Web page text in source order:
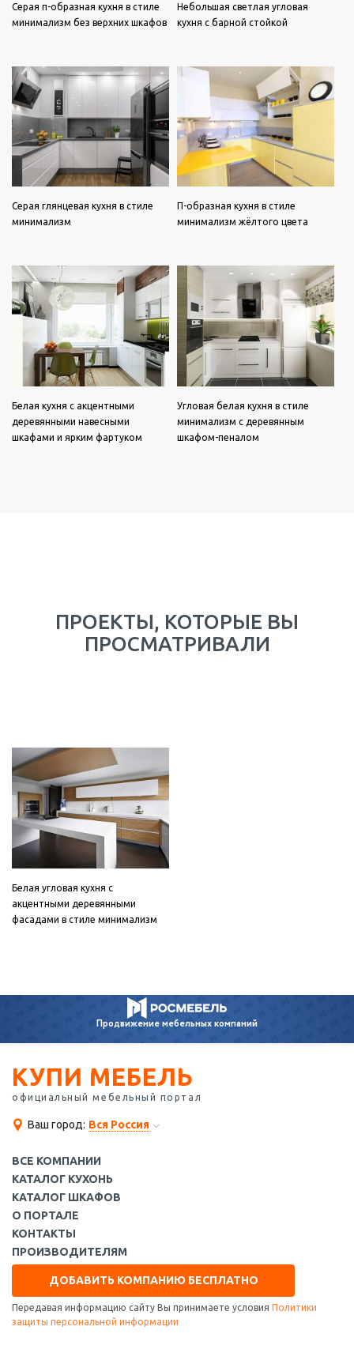
Серая п-образная кухня в стиле
минимализм без верхних шкафов
Небольшая светлая угловая
кухня с барной стойкой
Серая глянцевая кухня в стиле
минимализм
П-образная кухня в стиле
минимализм жёлтого цвета
Белая кухня с акцентными
деревянными навесными
шкафами и ярким фартуком
Угловая белая кухня в стиле
минимализм с деревянным
шкафом-пеналом
ПРОЕКТЫ, КОТОРЫЕ ВЫ
ПРОСМАТРИВАЛИ
Белая угловая кухня с
акцентными деревянными
фасадами в стиле минимализм
Продвижениемебельных компаний
КУПИ МЕБЕЛЬ
официальный мебельный портал
Ваш город: Вся Россия
ВСЕ КОМПАНИИ
КАТАЛОГ КУХОНЬ
КАТАЛОГ ШКАФОВ
О ПОРТАЛЕ
КОНТАКТЫ
ПРОИЗВОДИТЕЛЯМ
ДОБАВИТЬ КОМПАНИЮ БЕСПЛАТНО
Передавая информацию сайту Вы принимаете условия Политики
защиты персональной информации